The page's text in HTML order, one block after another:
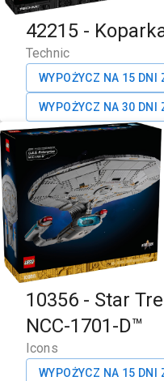
42215 -
Technic
WYPOŻYCZ NA 15 DNI
WYPOŻYCZ NA 30 DNI
10356 - Star
NCC-1701-D™
Icons
WYPOŻYCZ NA 15 DNI